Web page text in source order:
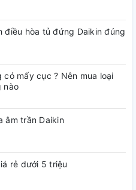
nhiệt độ cài đặt, bộ điều
suất vận hành ở chế độ
trì nhiệt độ này. Việc này
điện hơn máy không Inverter
hay dừng máy nén nhiều
tiêu tốn năng lượng hơn.
chỉnh công suất dựa theo
và chênh lệch giữa nhiệt độ
điều hòa tủ đứng Daikin đúng
mấy cục ? Nên mua loại
nào
âm trần Daikin
rẻ dưới 5 triệu